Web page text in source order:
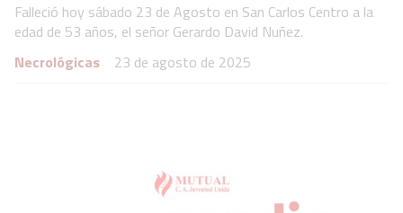
Falleció hoy sábado 23 de Agosto en San Carlos Centro a la
edad de 53 años, el señor Gerardo David Nuñez.
Necrológicas
23 de agosto de 2025